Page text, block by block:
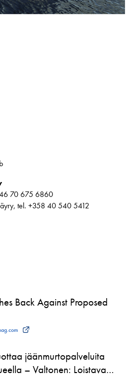
70 675 6860
tel. +358 40 540 5412
Back Against Proposed
jäänmurtopalveluita
– Valtonen: Loistava…